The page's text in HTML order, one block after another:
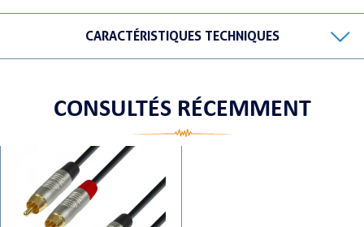
CARACTÉRISTIQUES TECHNIQUES
CONSULTÉS RÉCEMMENT